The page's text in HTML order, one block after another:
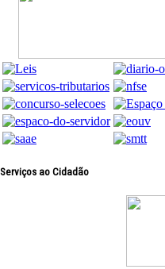
Serviços ao Cidadão